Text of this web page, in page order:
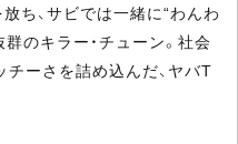
放ち、サビでは一緒に“わんわ
のキラー・チューン。社会
チーさを詰め込んだ、ヤバT